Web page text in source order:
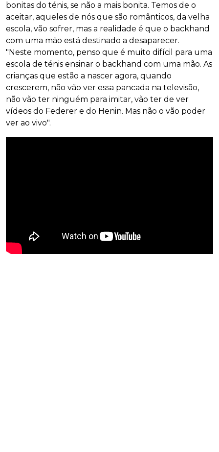
bonitas do ténis, se não a mais bonita. Temos de o
aceitar, aqueles de nós que são românticos, da velha
escola, vão sofrer, mas a realidade é que o backhand
com uma mão está destinado a desaparecer.
"Neste momento, penso que é muito difícil para uma
escola de ténis ensinar o backhand com uma mão. As
crianças que estão a nascer agora, quando
crescerem, não vão ver essa pancada na televisão,
não vão ter ninguém para imitar, vão ter de ver
vídeos do Federer e do Henin. Mas não o vão poder
ver ao vivo".